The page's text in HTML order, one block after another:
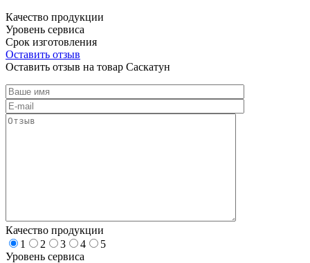
Качество продукции
Уровень сервиса
Срок изготовления
Оставить отзыв
Оставить отзыв на товар Саскатун
Качество продукции
1
2 3 4
5
Уровень сервиса